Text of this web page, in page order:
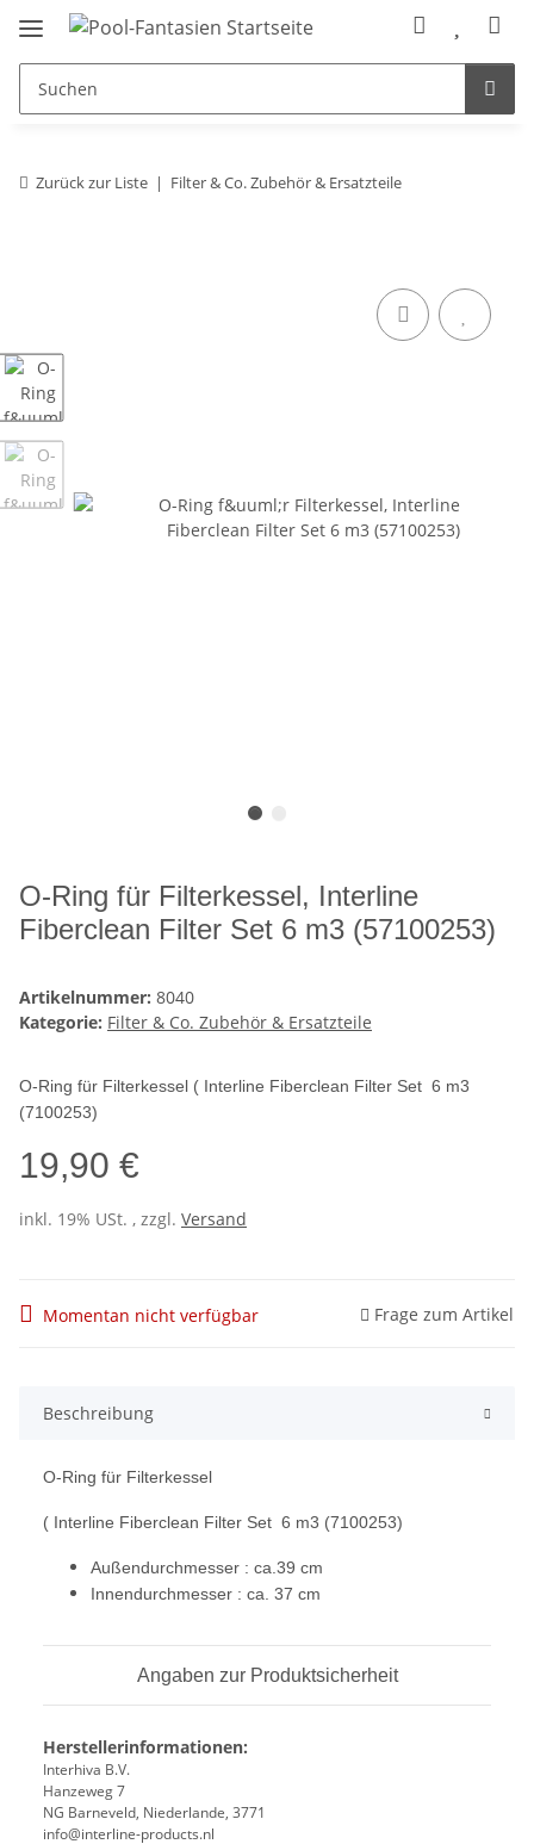
Zurück zur Liste Filter & Co. Zubehör & Ersatzteile
O-Ring für Filterkessel, Interline
Fiberclean Filter Set 6 m3 (57100253)
Artikelnummer: 8040
Kategorie: Filter & Co. Zubehör & Ersatzteile
O-Ring für Filterkessel ( Interline Fiberclean Filter Set 6 m3
(7100253)
19,90 €
inkl. 19% USt. , zzgl. Versand
Momentan nicht verfügbar Frage zum Artikel
Beschreibung
O-Ring für Filterkessel
( Interline Fiberclean Filter Set 6 m3 (7100253)
Außendurchmesser : ca.39 cm
Innendurchmesser : ca. 37 cm
Angaben zur Produktsicherheit
Herstellerinformationen:
Interhiva B.V.
Hanzeweg 7
NG Barneveld, Niederlande, 3771
info@interline-products.nl